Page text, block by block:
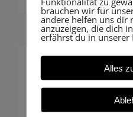
Insbesondere
brauchen wir für
andere helfen uns dir
anzuzeigen, die dich
erfährst du in unserer
Alles